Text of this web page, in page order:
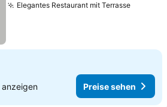
Elegantes Restaurant mit Terrasse
anzeigen Preise sehen